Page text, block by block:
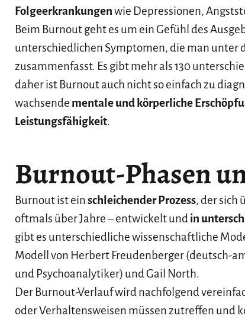
Folgeerkrankungenwie Depressionen,
Beim Burnout geht es um ein Gefühl des
unterschiedlichen Symptomen, die man unter
zusammenfasst. Es gibt mehr als 130
daher ist Burnout auch nicht so einfach zu
wachsende mentale und körperliche
Leistungsfähigkeit.
Burnout-Phasen
Burnout ist einschleichender Prozess, der sich
oftmals über Jahre – entwickelt undin
gibt es unterschiedliche wissenschaftliche
Modell von Herbert Freudenberger (deutsch-
und Psychoanalytiker) und Gail North.
Der Burnout-Verlauf wird nachfolgend
oder Verhaltensweisen müssen zutreffen und